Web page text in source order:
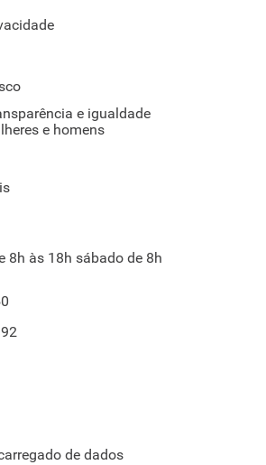
e igualdade
e homens
8h às 18h sábado de 8h
de dados